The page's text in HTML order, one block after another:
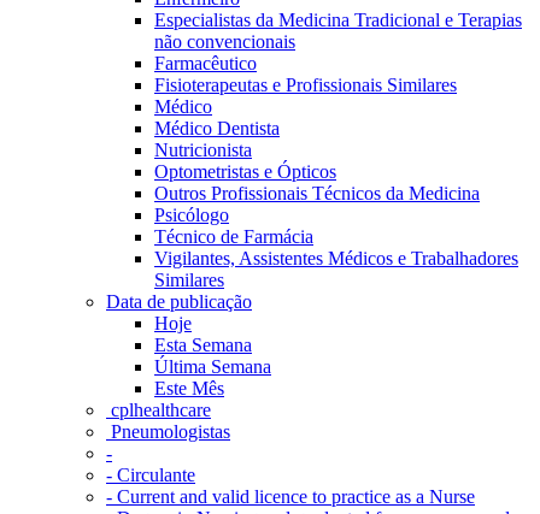
Especialistas da Medicina Tradicional e Terapias
não convencionais
Farmacêutico
Fisioterapeutas e Profissionais Similares
Médico
Médico Dentista
Nutricionista
Optometristas e Ópticos
Outros Profissionais Técnicos da Medicina
Psicólogo
Técnico de Farmácia
Vigilantes, Assistentes Médicos e Trabalhadores
Similares
Data de publicação
Hoje
Esta Semana
Última Semana
Este Mês
‎ cplhealthcare‬
Pneumologistas
-
- Circulante
- Current and valid licence to practice as a Nurse